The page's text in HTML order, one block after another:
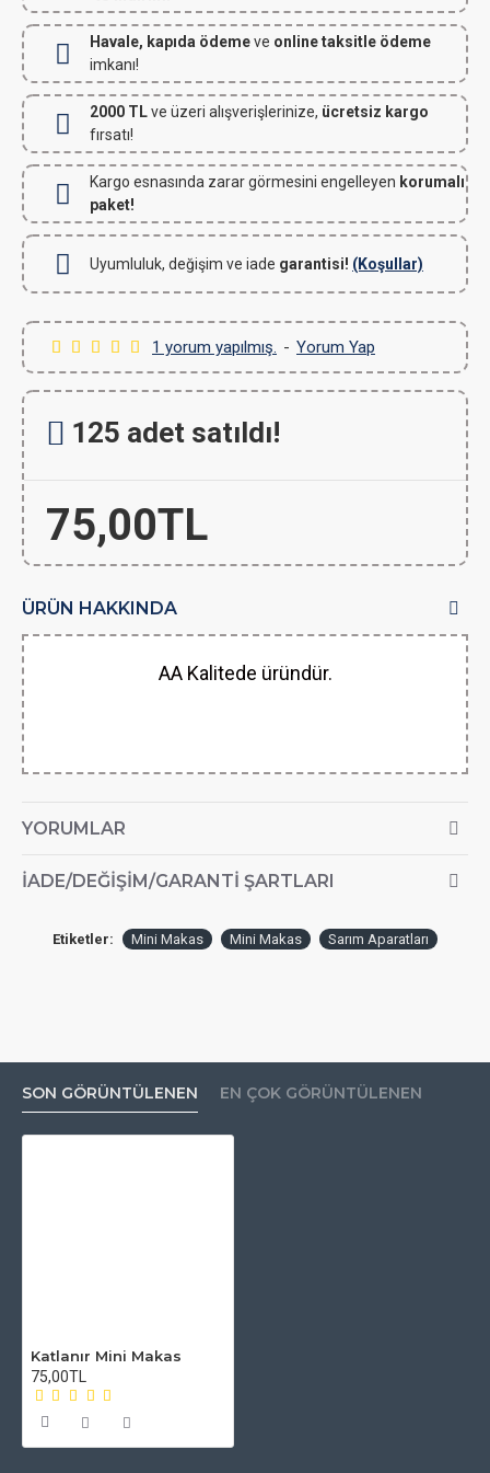
Havale, kapıda ödemeve online taksitle ödeme
imkanı!
2000 TLve üzeri alışverişlerinize, ücretsiz kargo
fırsatı!
Kargo esnasında zarar görmesini engelleyen korumalı
paket!
Uyumluluk, değişim ve iade garantisi! (Koşullar)
1 yorum yapılmış. - Yorum Yap
75,00TL
125 adet satıldı!
ÜRÜN HAKKINDA
AA Kalitede üründür.
YORUMLAR
İADE/DEĞIŞIM/GARANTI ŞARTLARI
Etiketler: Mini Makas Mini Makas Sarım Aparatları
SON GÖRÜNTÜLENEN EN ÇOK GÖRÜNTÜLENEN
Katlanır Mini Makas
75,00TL